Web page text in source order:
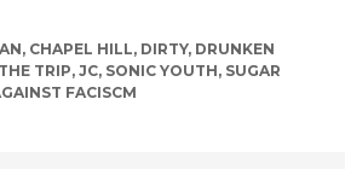
, CHAPEL HILL, DIRTY, DRUNKEN
TRIP, JC, SONIC YOUTH, SUGAR
FACISCM